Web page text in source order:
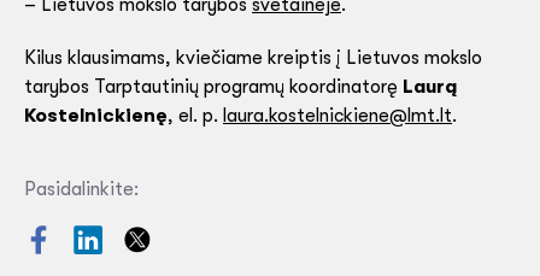
Kilus klausimams, kviečiame kreiptis į Lietuvos mokslo
tarybos Tarptautinių programų koordinatorę Laurą
Kostelnickienę, el. p. laura.kostelnickiene@lmt.lt.
Pasidalinkite: